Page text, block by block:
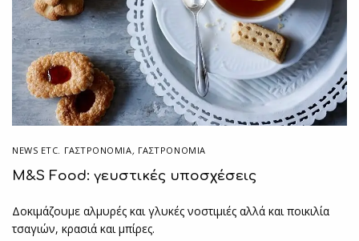
NEWS ETC. ΓΑΣΤΡΟΝΟΜΊΑ, ΓΑΣΤΡΟΝΟΜΙΑ
Μ&S Food: γευστικές υποσχέσεις
Δοκιμάζουμε αλμυρές και γλυκές νοστιμιές αλλά και ποικιλία
τσαγιών, κρασιά και μπίρες.